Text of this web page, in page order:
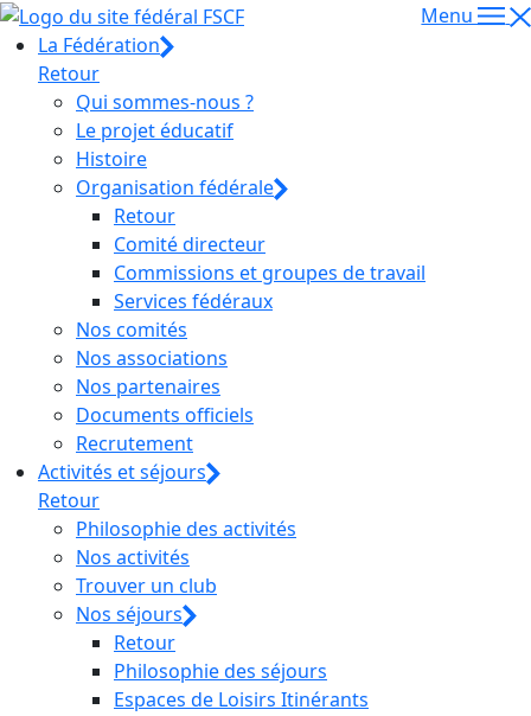
Menu
La Fédération
Retour
Qui sommes-nous ?
Le projet éducatif
Histoire
Organisation fédérale
Retour
Comité directeur
Commissions et groupes de travail
Services fédéraux
Nos comités
Nos associations
Nos partenaires
Documents officiels
Recrutement
Activités et séjours
Retour
Philosophie des activités
Nos activités
Trouver un club
Nos séjours
Retour
Philosophie des séjours
Espaces de Loisirs Itinérants